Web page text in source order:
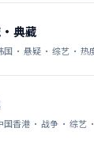
·典藏
国 · 悬疑 · 综艺 · 热
国香港 · 战争 · 综艺